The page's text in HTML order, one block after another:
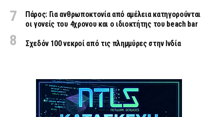
Πάρος: Για ανθρωποκτονία από αμέλεια κατηγορούνται
οι γονείς του 4χρονου και ο ιδιοκτήτης του beach bar
Σχεδόν 100 νεκροί από τις πλημμύρες στην Ινδία